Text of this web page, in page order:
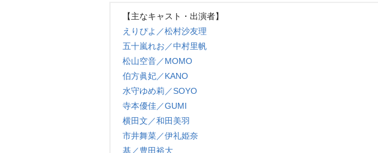
【主なキャスト・出演者】
えりぴよ／松村沙友理
五十嵐れお／中村里帆
松山空音／MOMO
伯方眞妃／KANO
水守ゆめ莉／SOYO
寺本優佳／GUMI
横田文／和田美羽
市井舞菜／伊礼姫奈
基／豊田裕大